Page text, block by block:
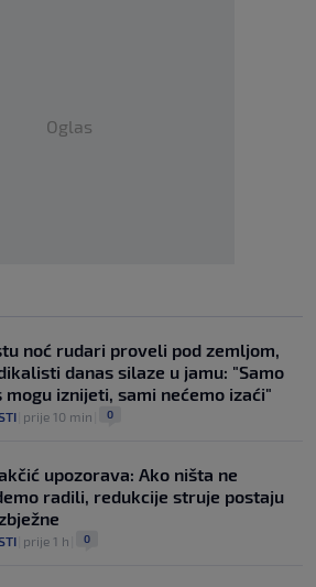
Oglas
noć rudari proveli pod zemljom,
danas silaze u jamu: "Samo
mogu iznijeti, sami nećemo izaći"
prije 10 min 0
upozorava: Ako ništa ne
radili, redukcije struje postaju
prije 1 h 0